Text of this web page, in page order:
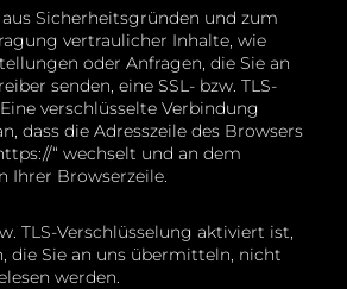
Sicherheitsgründen und zum
vertraulicher Inhalte, wie
oder Anfragen, die Sie an
senden, eine SSL- bzw. TLS-
verschlüsselte Verbindung
dass die Adresszeile des Browsers
“ wechselt und an dem
Ihrer Browserzeile.
TLS-Verschlüsselung aktiviert ist,
die Sie an uns übermitteln, nicht
werden.